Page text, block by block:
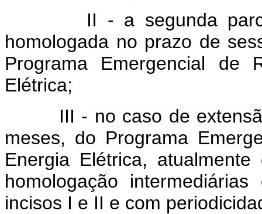
II - a segunda parcela
homologada no prazo de
Programa Emergencial de
Elétrica;
III - no caso de extensão
meses, do Programa
Energia Elétrica,
homologação
incisos I e II e com